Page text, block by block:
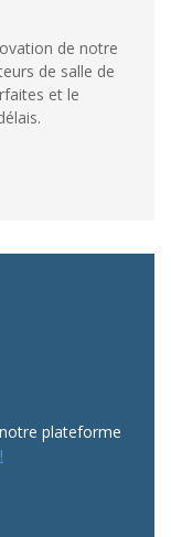
de notre
de salle de
et le
plateforme